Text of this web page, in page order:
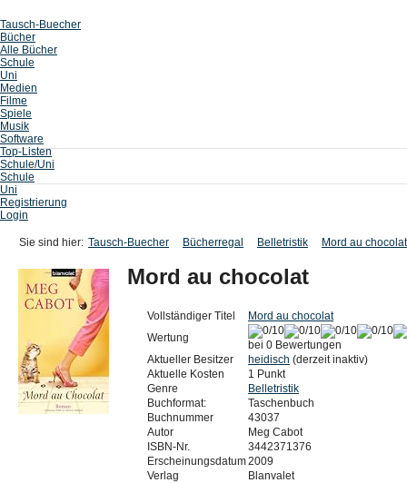
Tausch-Buecher
Bücher
Alle Bücher
Schule
Uni
Medien
Filme
Spiele
Musik
Software
Top-Listen
Schule/Uni
Schule
Uni
Registrierung
Login
Sie sind hier: Tausch-Buecher Bücherregal Belletristik Mord au chocolat
Mord au chocolat
Vollständiger Titel
Mord au chocolat
Wertung
bei 0 Bewertungen
Aktueller Besitzer
heidisch (derzeit inaktiv)
Aktuelle Kosten
1 Punkt
Genre
Belletristik
Buchformat:
Taschenbuch
Buchnummer
43037
Autor
Meg Cabot
ISBN-Nr.
3442371376
Erscheinungsdatum2009
Verlag
Blanvalet